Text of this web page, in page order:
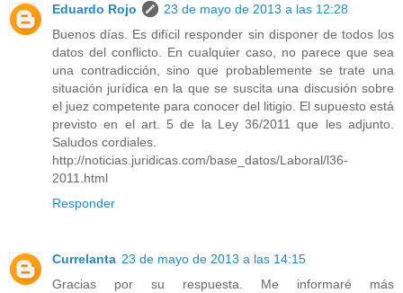
Eduardo Rojo
23 de mayo de 2013 a las 12:28
Buenos días. Es difícil responder sin disponer de todos los
datos del conflicto. En cualquier caso, no parece que sea
una contradicción, sino que probablemente se trate una
situación jurídica en la que se suscita una discusión sobre
el juez competente para conocer del litigio. El supuesto está
previsto en el art. 5 de la Ley 36/2011 que les adjunto.
Saludos cordiales.
http://noticias.juridicas.com/base_datos/Laboral/l36-
2011.html
Responder
Currelanta 23 de mayo de 2013 a las 14:15
Gracias por su respuesta. Me informaré más